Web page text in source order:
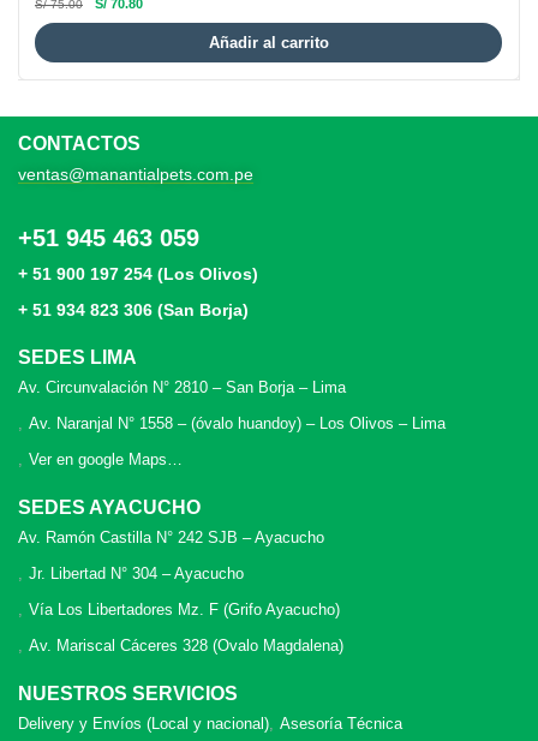
S/75.00 S/ 70.80
Añadir al carrito
CONTACTOS
ventas@manantialpets.com.pe
+51 945 463 059
+ 51 900 197 254 (Los Olivos)
+ 51 934 823 306 (San Borja)
SEDES LIMA
Av. Circunvalación N° 2810 – San Borja – Lima
Av. Naranjal N° 1558 – (óvalo huandoy) – Los Olivos – Lima
Ver en google Maps…
SEDES AYACUCHO
Av. Ramón Castilla N° 242 SJB – Ayacucho
Jr. Libertad N° 304 – Ayacucho
Vía Los Libertadores Mz. F (Grifo Ayacucho)
Av. Mariscal Cáceres 328 (Ovalo Magdalena)
NUESTROS SERVICIOS
Delivery y Envíos (Local y nacional) Asesoría Técnica